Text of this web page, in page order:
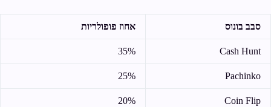
סבב בונוס אחוז פופולריות
Cash Hunt
35%
Pachinko
25%
Coin Flip
20%